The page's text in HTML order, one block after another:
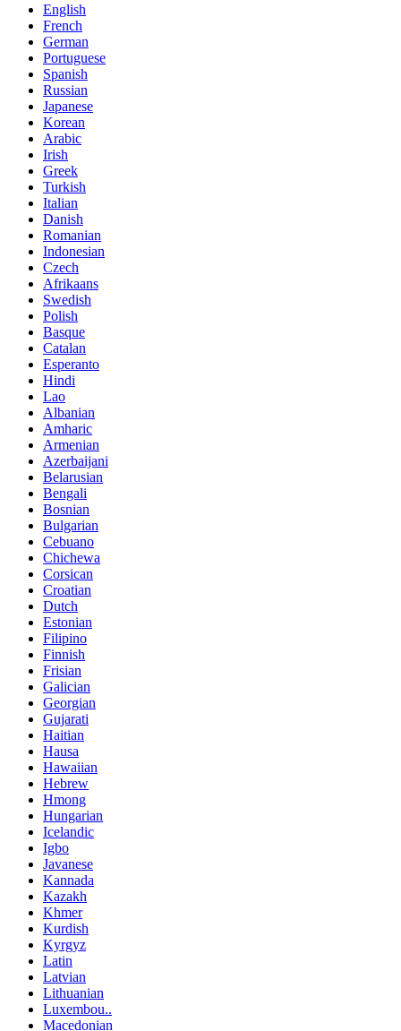
English
French
German
Portuguese
Spanish
Russian
Japanese
Korean
Arabic
Irish
Greek
Turkish
Italian
Danish
Romanian
Indonesian
Czech
Afrikaans
Swedish
Polish
Basque
Catalan
Esperanto
Hindi
Lao
Albanian
Amharic
Armenian
Azerbaijani
Belarusian
Bengali
Bosnian
Bulgarian
Cebuano
Chichewa
Corsican
Croatian
Dutch
Estonian
Filipino
Finnish
Frisian
Galician
Georgian
Gujarati
Haitian
Hausa
Hawaiian
Hebrew
Hmong
Hungarian
Icelandic
Igbo
Javanese
Kannada
Kazakh
Khmer
Kurdish
Kyrgyz
Latin
Latvian
Lithuanian
Luxembou..
Macedonian